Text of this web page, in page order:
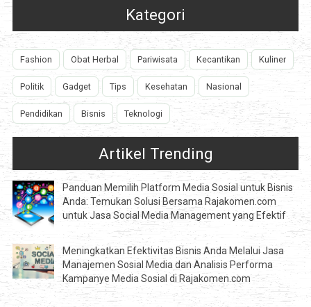
Kategori
Fashion Obat Herbal Pariwisata Kecantikan Kuliner
Politik Gadget Tips Kesehatan Nasional
Pendidikan Bisnis Teknologi
Artikel Trending
Panduan Memilih Platform Media Sosial untuk Bisnis
Anda: Temukan Solusi Bersama Rajakomen.com
untuk Jasa Social Media Management yang Efektif
Meningkatkan Efektivitas Bisnis Anda Melalui Jasa
Manajemen Sosial Media dan Analisis Performa
Kampanye Media Sosial di Rajakomen.com